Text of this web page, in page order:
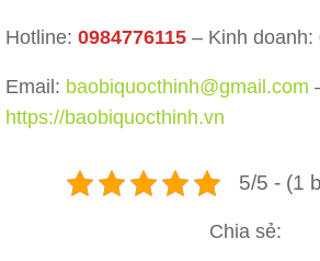
Hotline: 0984776115 – Kinh doanh:
Email: baobiquocthinh@gmail.com
https://baobiquocthinh.vn
5/5 - (1
Chia sẻ: